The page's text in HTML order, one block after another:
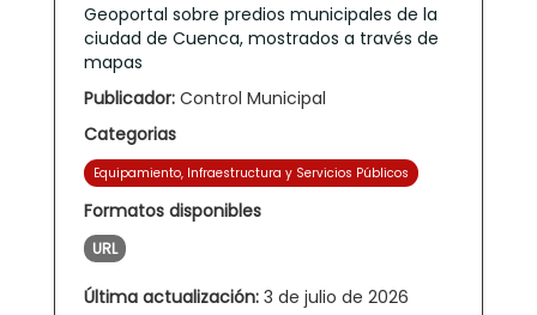
Geoportal sobre predios municipales de la
ciudad de Cuenca, mostrados a través de
mapas
Publicador: Control Municipal
Categorias
Equipamiento, Infraestructura y Servicios Públicos
Formatos disponibles
URL
Última actualización: 3 de julio de 2026